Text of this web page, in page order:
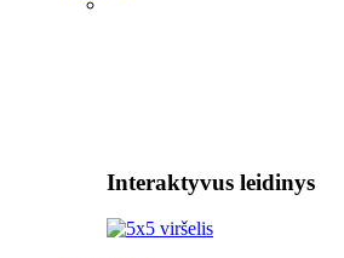
Interaktyvus leidinys